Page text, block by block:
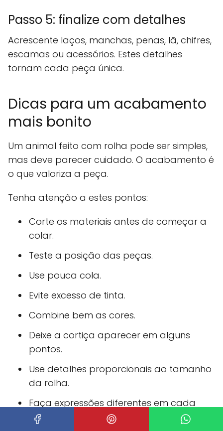
Passo 5: finalize com detalhes
Acrescente laços, manchas, penas, lã, chifres,
escamas ou acessórios. Estes detalhes
tornam cada peça única.
Dicas para um acabamento
mais bonito
Um animal feito com rolha pode ser simples,
mas deve parecer cuidado. O acabamento é
o que valoriza a peça.
Tenha atenção a estes pontos:
Corte os materiais antes de começar a
colar.
Teste a posição das peças.
Use pouca cola.
Evite excesso de tinta.
Combine bem as cores.
Deixe a cortiça aparecer em alguns
pontos.
Use detalhes proporcionais ao tamanho
da rolha.
Faça expressões diferentes em cada
animal.